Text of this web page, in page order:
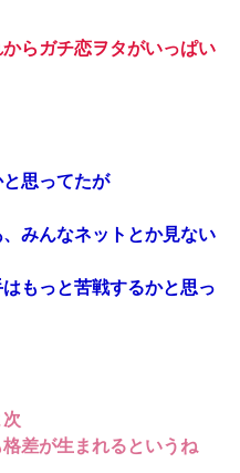
らガチ恋ヲタがいっぱい
思ってたが
みんなネットとか見ない
もっと苦戦するかと思っ
格差が生まれるというね